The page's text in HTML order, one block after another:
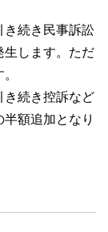
続き民事訴訟
生します。ただ
続き控訴など
額追加となり